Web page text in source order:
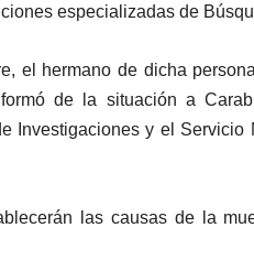
especializadas de
el hermano de dicha
de la situación a
Investigaciones y el
las causas de la